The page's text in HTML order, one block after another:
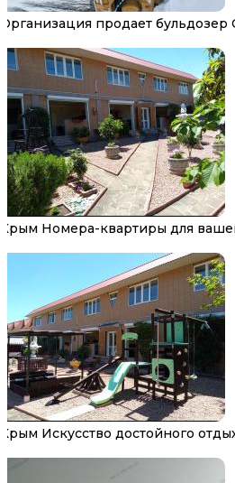
Организация продает бульдозер
Крым Номера-квартиры для
Крым Искусство достойного